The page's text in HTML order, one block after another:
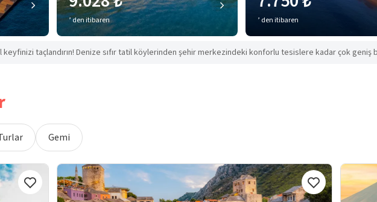
’ den itibaren ’ den itibaren
taçlandırın! Denize sıfır tatil köylerinden şehir merkezindeki konforlu tesislere kadar çok geniş
Gemi